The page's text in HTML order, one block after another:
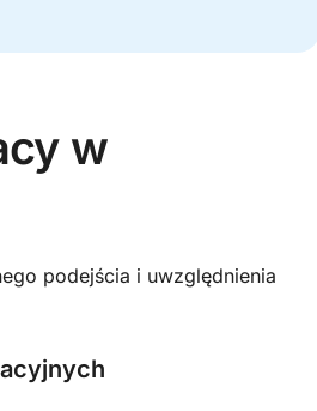
w
podejścia i uwzględnienia